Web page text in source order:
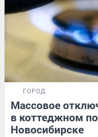
ГОРОД
Массовое
в коттеджном
Новосибирске